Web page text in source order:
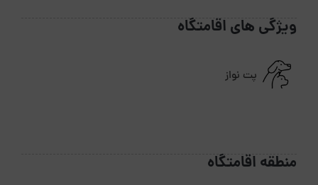
ویژگی های اقامتگاه
پت نواز
منطقه اقامتگاه